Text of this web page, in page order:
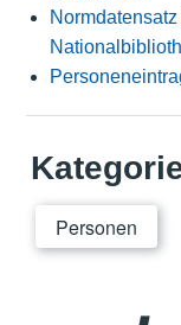
Personen